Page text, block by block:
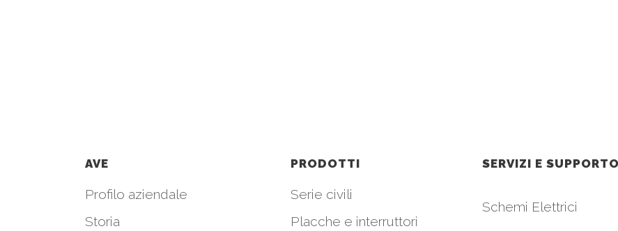
AVE
Profilo aziendale
Storia
PRODOTTI
Serie civili
Placche e interruttori
SERVIZI E SUPPORTO
Schemi Elettrici